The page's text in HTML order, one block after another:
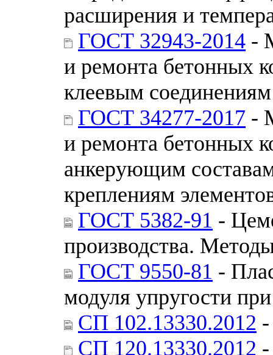
расширения и
ГОСТ 32943-2014 -
и ремонта бетонных
клеевым
ГОСТ 34277-2017 -
и ремонта бетонных
анкерующим
креплениям
ГОСТ 5382-91 -
производства.
ГОСТ 9550-81 -
модуля упругости
СП 102.13330.2012
СП 120.13330.2012